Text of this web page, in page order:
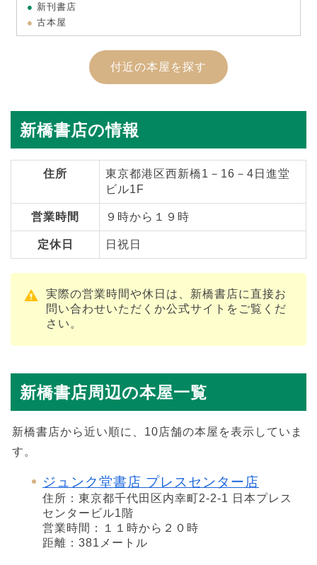
新刊書店
古本屋
付近の本屋を探す
新橋書店の情報
住所
東京都港区西新橋1－16－4日進堂
ビル1F
営業時間 ９時から１９時
定休日 日祝日
実際の営業時間や休日は、新橋書店に直接お
問い合わせいただくか公式サイトをご覧くだ
さい。
新橋書店周辺の本屋一覧
新橋書店から近い順に、10店舗の本屋を表示していま
す。
ジュンク堂書店 プレスセンター店
住所：東京都千代田区内幸町2-2-1 日本プレス
センタービル1階
営業時間：１１時から２０時
距離：381メートル